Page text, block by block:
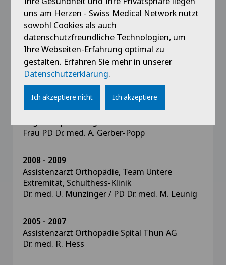
Hüfte-/Kniechirurgie)
Dr. med. H.P. Sieber / Dr. med. L. Büchler
2009 - 2011
Assistenzarzt Orthopädie, Spitalzentrum Biel
Dr. med. H.P. Sieber
2009
Stellvertretender Oberarzt Orthopädie,
Frau PD Dr. med. A. Gerber-Popp
2008 - 2009
Assistenzarzt Orthopädie, Team Untere
Extremität, Schulthess-Klinik
Dr. med. U. Munzinger / PD Dr. med. M. Leunig
2005 - 2007
Assistenzarzt Orthopädie Spital Thun AG
Dr. med. R. Hess
uns am Herzen - Swiss Medical Network nutzt
sowohl Cookies als auch
datenschutzfreundliche Technologien, um
Ihre Webseiten-Erfahrung optimal zu
gestalten. Erfahren Sie mehr in unserer
Datenschutzerklärung.
Ich akzeptiere nicht Ich akzeptiere